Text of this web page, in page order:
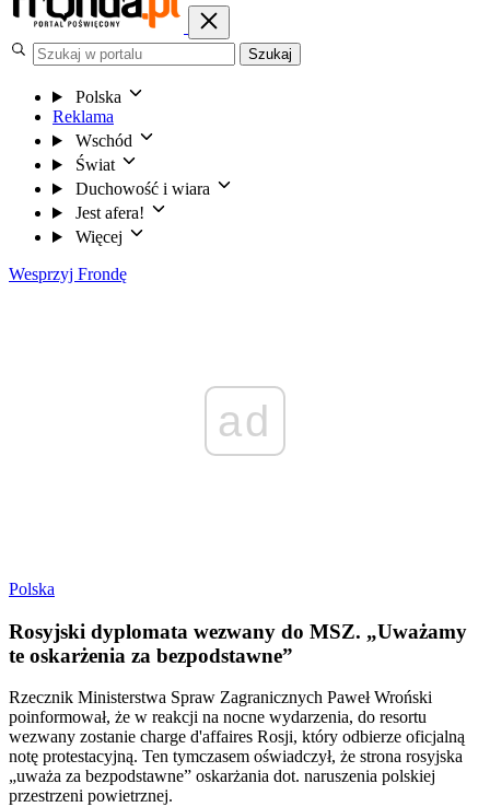
Szukaj
Polska
Reklama
Wschód
Świat
Duchowość i wiara
Jest afera!
Więcej
Wesprzyj Frondę
ad
Polska
Rosyjski dyplomata wezwany do MSZ. „Uważamy
te oskarżenia za bezpodstawne”
Rzecznik Ministerstwa Spraw Zagranicznych Paweł Wroński
poinformował, że w reakcji na nocne wydarzenia, do resortu
wezwany zostanie charge d'affaires Rosji, który odbierze oficjalną
notę protestacyjną. Ten tymczasem oświadczył, że strona rosyjska
„uważa za bezpodstawne” oskarżania dot. naruszenia polskiej
przestrzeni powietrznej.